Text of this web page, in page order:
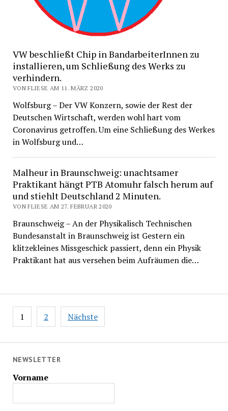
NEWSLETTER
Vorname
VW beschließt Chip in BandarbeiterInnen zu
installieren, um Schließung des Werks zu
verhindern.
VON FLIESE AM 11. MÄRZ 2020
Wolfsburg – Der VW Konzern, sowie der Rest der
Deutschen Wirtschaft, werden wohl hart vom
Coronavirus getroffen. Um eine Schließung des Werkes
in Wolfsburg und…
Malheur in Braunschweig: unachtsamer
Praktikant hängt PTB Atomuhr falsch herum auf
und stiehlt Deutschland 2 Minuten.
VON FLIESE AM 27. FEBRUAR 2020
Braunschweig – An der Physikalisch Technischen
Bundesanstalt in Braunschweig ist Gestern ein
klitzekleines Missgeschick passiert, denn ein Physik
Praktikant hat aus versehen beim Aufräumen die…
Beitragsnavigation
1 2 Nächste